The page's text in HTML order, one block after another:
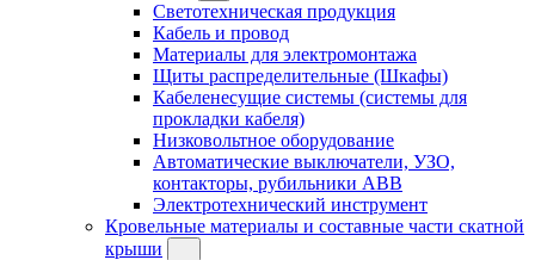
Светотехническая продукция
Кабель и провод
Материалы для электромонтажа
Щиты распределительные (Шкафы)
Кабеленесущие системы (системы для
прокладки кабеля)
Низковольтное оборудование
Автоматические выключатели, УЗО,
контакторы, рубильники ABB
Электротехнический инструмент
Кровельные материалы и составные части скатной
крыши